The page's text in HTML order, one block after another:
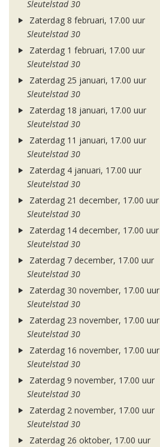
Sleutelstad 30
Zaterdag 8 februari, 17.00 uur
Sleutelstad 30
Zaterdag 1 februari, 17.00 uur
Sleutelstad 30
Zaterdag 25 januari, 17.00 uur
Sleutelstad 30
Zaterdag 18 januari, 17.00 uur
Sleutelstad 30
Zaterdag 11 januari, 17.00 uur
Sleutelstad 30
Zaterdag 4 januari, 17.00 uur
Sleutelstad 30
Zaterdag 21 december, 17.00 uur
Sleutelstad 30
Zaterdag 14 december, 17.00 uur
Sleutelstad 30
Zaterdag 7 december, 17.00 uur
Sleutelstad 30
Zaterdag 30 november, 17.00 uur
Sleutelstad 30
Zaterdag 23 november, 17.00 uur
Sleutelstad 30
Zaterdag 16 november, 17.00 uur
Sleutelstad 30
Zaterdag 9 november, 17.00 uur
Sleutelstad 30
Zaterdag 2 november, 17.00 uur
Sleutelstad 30
Zaterdag 26 oktober, 17.00 uur